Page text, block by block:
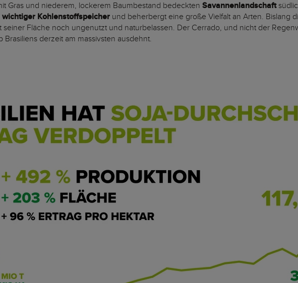
Gras und niederem, lockerem Baumbestand bedeckten Savannenlandschaft
wichtiger Kohlenstoffspeicher und beherbergt eine große Vielfalt an Arten. Bislang
seiner Fläche noch ungenutzt und naturbelassen. Der Cerrado, und nicht der
Brasiliens derzeit am massivsten ausdehnt.